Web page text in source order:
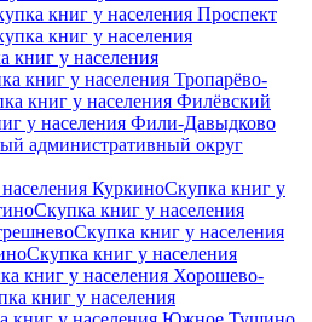
книг у населения Проспект
книг у населения
книг у населения
книг у населения Тропарёво-
книг у населения Филёвский
у населения Фили-Давыдково
административный округ
КуркиноСкупка книг у
Скупка книг у населения
Скупка книг у населения
Скупка книг у населения
книг у населения Хорошево-
книг у населения